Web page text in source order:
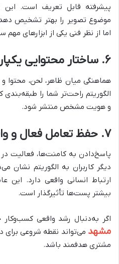
پیشرفته قابل تعریف است. این
موضوع تصویر را بهتر تشخیص دهد.
اما از نظر فنی یکی از ابزارهای
۶. ساختار محتوایی یکپارچه
هماهنگی میان ظاهر، لحن، محتوا
الگوریتم راحت‌تر شما را
و هویت مشخص منتشر شود.
۷. حفظ تعامل فعال و واقعی
پاسخ‌دادن به کامنت‌ها، فعالیت
دیگر کاربران به الگوریتم
ارتباط انسانی واقعی دارد.
بیشتر پست‌ها تأثیرگذار است.
اگر به‌دنبال رشد واقعی
مشهد می‌تواند نقطه شروعی
مشتری هدفمند باشد.